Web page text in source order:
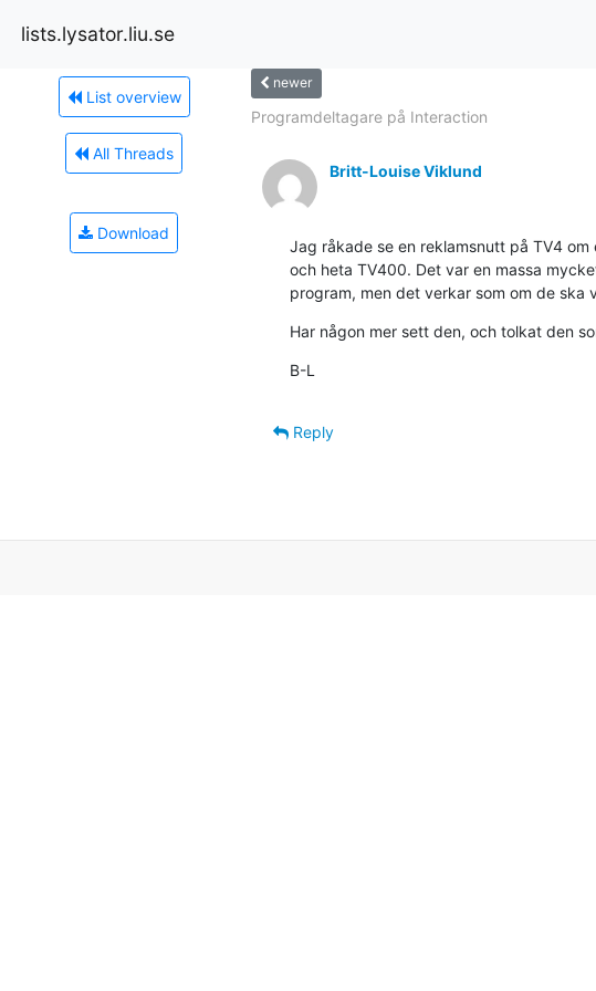
lists.lysator.liu.se
List overview
All Threads
Download
newer
Programdeltagare på Interaction
Britt-Louise Viklund
Jag råkade se en reklamsnutt på TV4 om
och heta TV400. Det var en massa
program, men det verkar som om de ska
Har någon mer sett den, och tolkat den
B-L
Reply